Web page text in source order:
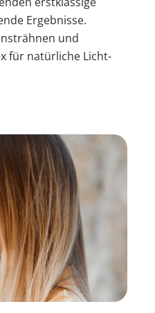
Ergebnisse.
und
für natürliche Licht-